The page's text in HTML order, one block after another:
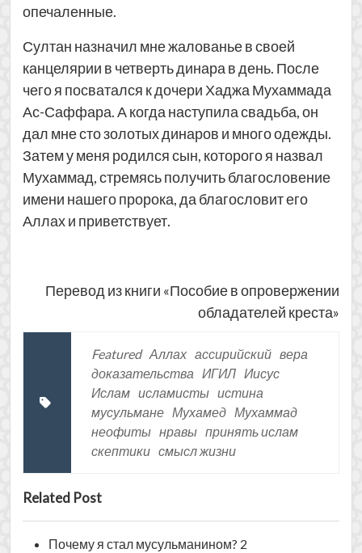
опечаленные.
Султан назначил мне жалованье в своей
канцелярии в четверть динара в день. После
чего я посватался к дочери Хаджа Мухаммада
Ас-Саффара. А когда наступила свадьба, он
дал мне сто золотых динаров и много одежды.
Затем у меня родился сын, которого я назвал
Мухаммад, стремясь получить благословение
имени нашего пророка, да благословит его
Аллах и приветствует.
Перевод из книги «Пособие в опровержении
обладателей креста»
Featured Аллах ассирийский вера
доказательства ИГИЛ Иисус
Ислам исламисты истина
мусульмане Мухамед Мухаммад
неофиты нравы принять ислам
скептики смысл жизни
Related Post
Почему я стал мусульманином? 2